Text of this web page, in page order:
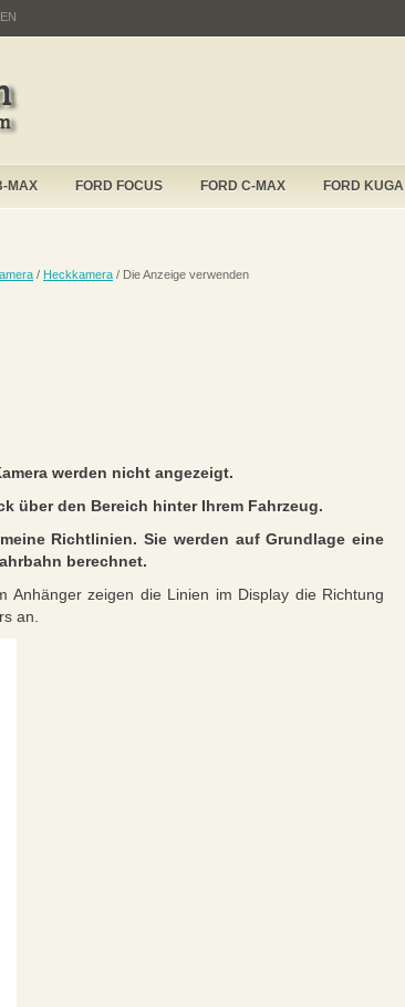
MAX FORD FOCUS FORD C-MAX FORD KUGA
/ Heckkamera / Die Anzeige verwenden
werden nicht angezeigt.
über den Bereich hinter Ihrem Fahrzeug.
Richtlinien. Sie werden auf Grundlage eine
berechnet.
Anhänger zeigen die Linien im Display die Richtung
an.